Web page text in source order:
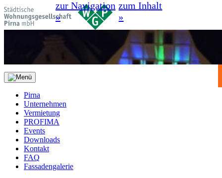
zur Navigation
»
zum Inhalt
»
Pirna
Unternehmen
Vermietung
PROFIMA
Events
Downloads
Kontakt
FAQ
Fassadengalerie